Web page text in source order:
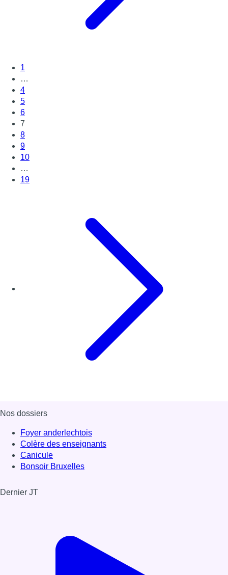
1
…
4
5
6
7
8
9
10
…
19
Nos dossiers
Foyer anderlechtois
Colère des enseignants
Canicule
Bonsoir Bruxelles
Dernier JT